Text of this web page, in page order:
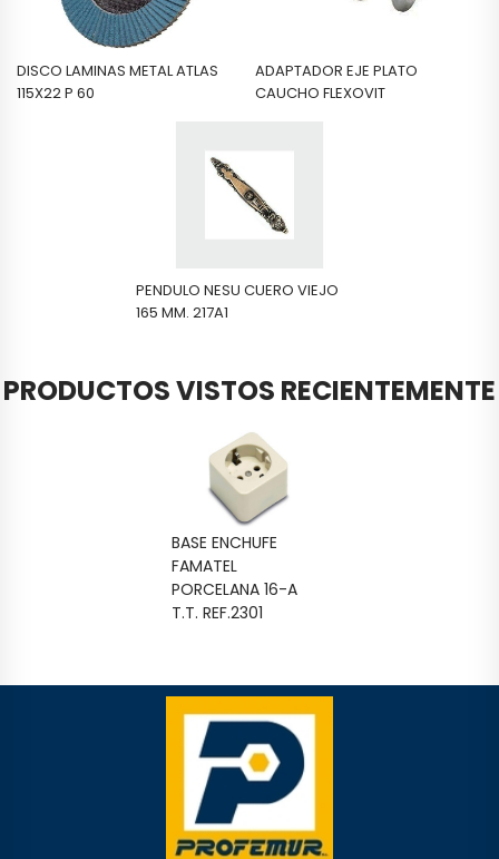
DISCO LAMINAS METAL ATLAS
115X22 P 60
ADAPTADOR EJE PLATO
CAUCHO FLEXOVIT
PENDULO NESU CUERO VIEJO
165 MM. 217A1
PRODUCTOS VISTOS RECIENTEMENTE
BASE ENCHUFE
FAMATEL
PORCELANA 16-A
T.T. REF.2301